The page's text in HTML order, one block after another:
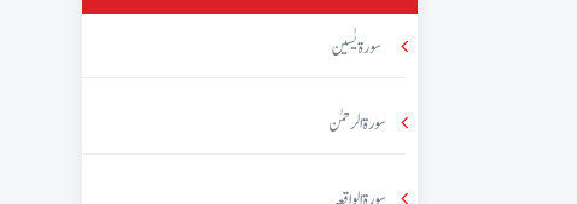
سورۃ یٰسین
سورۃ الرحمٰن